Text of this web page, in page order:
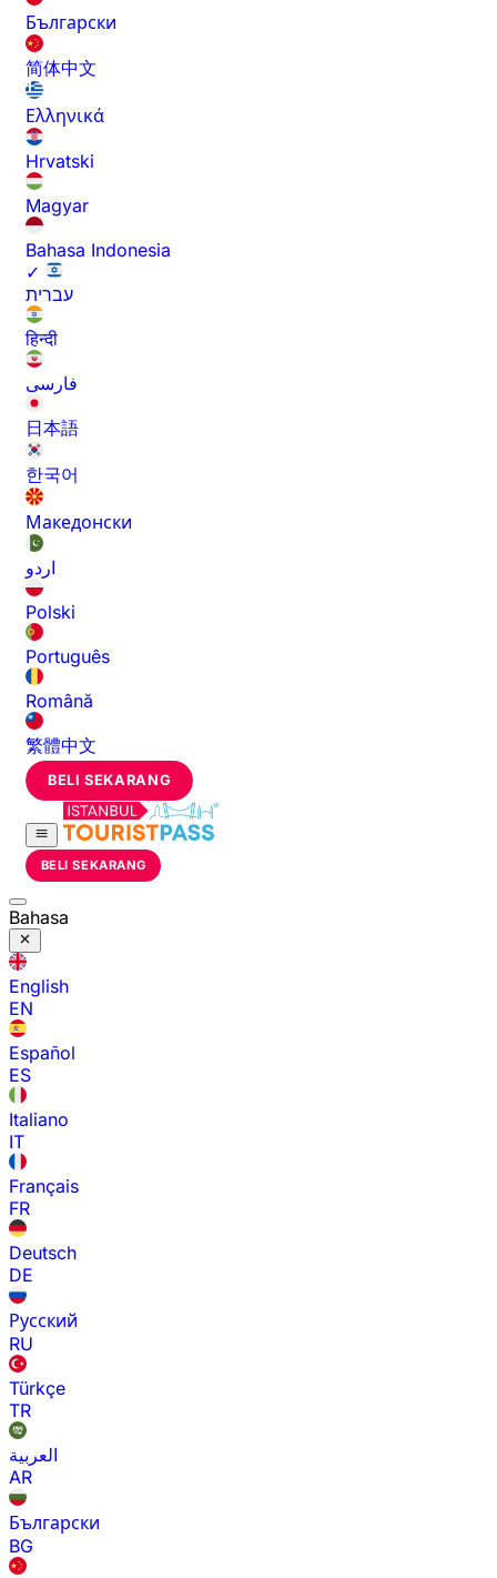
Български
简体中文
Ελληνικά
Hrvatski
Magyar
Bahasa Indonesia
✓
עברית
हिन्दी
فارسی
日本語
한국어
Македонски
اردو
Polski
Português
Română
繁體中文
BELI SEKARANG
BELI SEKARANG
Bahasa
English
EN
Español
ES
Italiano
IT
Français
FR
Deutsch
DE
Русский
RU
Türkçe
TR
العربية
AR
Български
BG